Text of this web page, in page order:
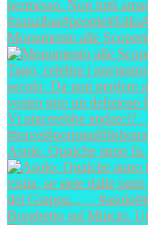
Monumento alle
Asolo. Qualche anno
Borghetto sul Mincio.